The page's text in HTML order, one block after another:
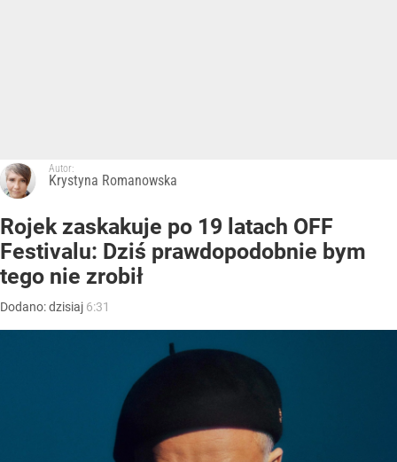
Autor:
Krystyna Romanowska
Rojek zaskakuje po 19 latach OFF
Festivalu: Dziś prawdopodobnie bym
tego nie zrobił
Dodano:dzisiaj 6:31